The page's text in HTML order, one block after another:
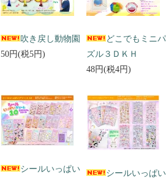
吹き戻し動物園
50円(税5円)
どこでもミニパ
ズル３ＤＫＨ
48円(税4円)
シールいっぱい
シールいっぱい